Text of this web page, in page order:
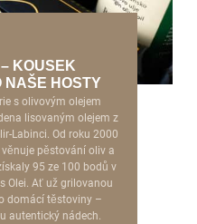
KOUSEK
NAŠE HOSTY
s olivovým olejem
lisovaným olejem z
Labinci. Od roku 2000
pěstování oliv a
95 ze 100 bodů v
Olei. Ať už grilovanou
domácí těstoviny –
autentický nádech.